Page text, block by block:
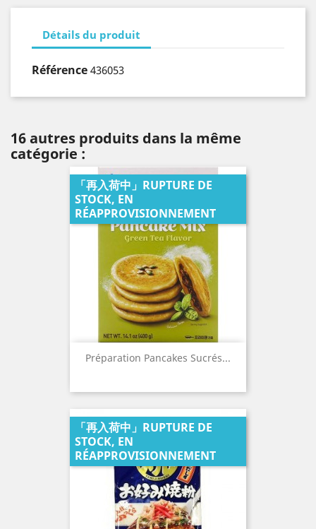
Détails du produit
Référence 436053
16 autres produits dans la même
catégorie :
Préparation Pancakes Sucrés...
「再入荷中」RUPTURE DE
STOCK, EN
RÉAPPROVISIONNEMENT
「再入荷中」RUPTURE DE
STOCK, EN
RÉAPPROVISIONNEMENT